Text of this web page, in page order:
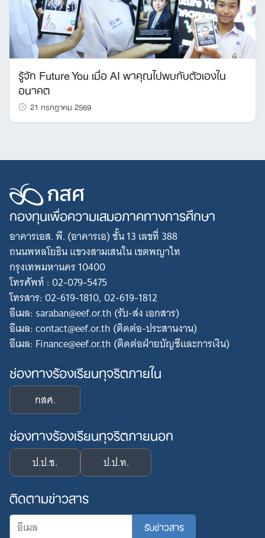
รู้จัก Future You เมื่อ AI พาคุณไปพบกับตัวเองใน
อนาคต
21 กรกฎาคม 2569
กองทุนเพื่อความเสมอภาคทางการศึกษา
อาคารเอส. พี. (อาคารเอ) ชั้น 13 เลขที่ 388
ถนนพหลโยธิน แขวงสามเสนใน เขตพญาไท
กรุงเทพมหานคร 10400
โทรศัพท์ : 02-079-5475
โทรสาร: 02-619-1810, 02-619-1812
อีเมล: saraban@eef.or.th (รับ-ส่ง เอกสาร)
อีเมล: contact@eef.or.th (ติดต่อ-ประสานงาน)
อีเมล: Finance@eef.or.th (ติดต่อฝ่ายบัญชีและการเงิน)
ช่องทางร้องเรียนทุจริตภายใน
กสศ.
ช่องทางร้องเรียนทุจริตภายนอก
ป.ป.ช. ป.ป.ท.
ติดตามข่าวสาร